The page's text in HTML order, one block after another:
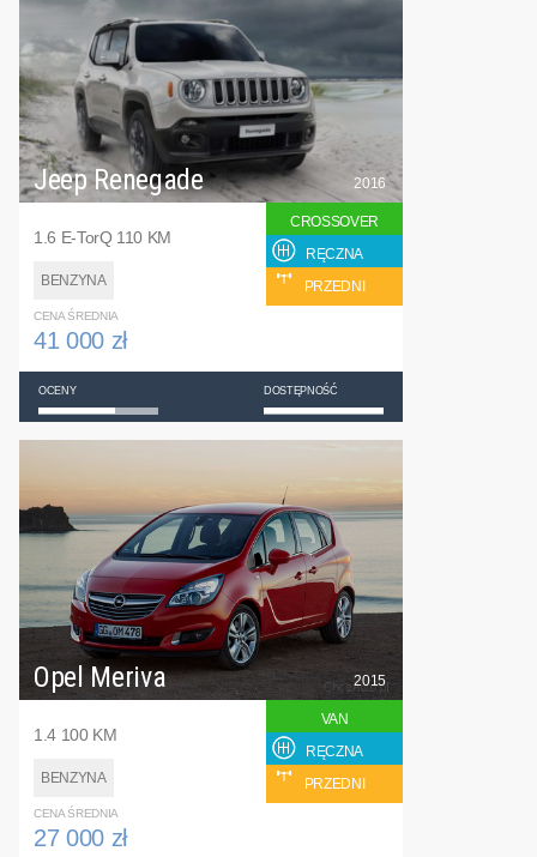
Jeep Renegade
1.6 E-TorQ 110 KM
BENZYNA
2016
CROSSOVER
RĘCZNA
PRZEDNI
CENA ŚREDNIA
41 000 zł
OCENY DOSTĘPNOŚĆ
Opel Meriva
1.4 100 KM
BENZYNA
2015
VAN
RĘCZNA
PRZEDNI
CENA ŚREDNIA
27 000 zł